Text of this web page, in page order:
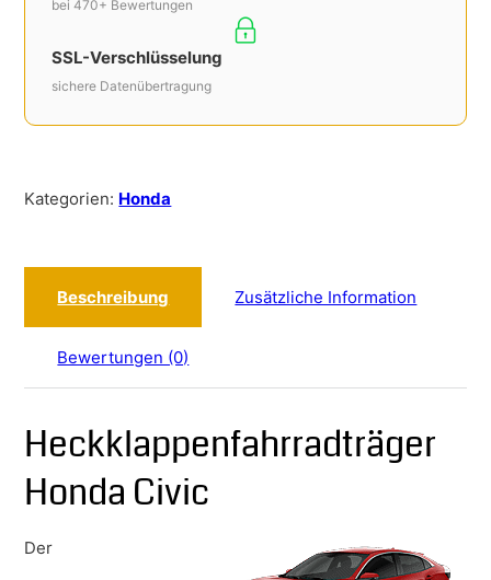
bei 470+ Bewertungen
SSL-Verschlüsselung
sichere Datenübertragung
Kategorien: Honda
Beschreibung Zusätzliche Information
Bewertungen (0)
Heckklappenfahrradträger
Honda Civic
Der